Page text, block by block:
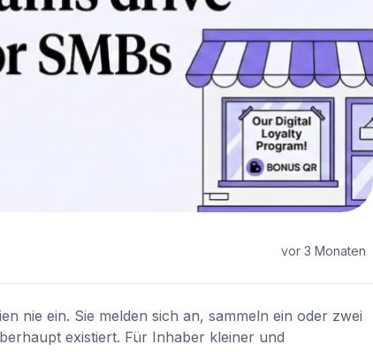
vor 3 Monaten
nie ein. Sie melden sich an, sammeln ein oder zwei
existiert. Für Inhaber kleiner und